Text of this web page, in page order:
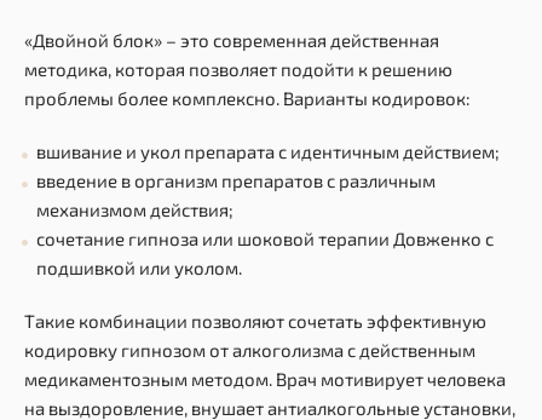
«Двойной блок» – это современная действенная
методика, которая позволяет подойти к решению
проблемы более комплексно. Варианты кодировок:
вшивание и укол препарата с идентичным действием;
введение в организм препаратов с различным
механизмом действия;
сочетание гипноза или шоковой терапии Довженко с
подшивкой или уколом.
Такие комбинации позволяют сочетать эффективную
кодировку гипнозом от алкоголизма с действенным
медикаментозным методом. Врач мотивирует человека
на выздоровление, внушает антиалкогольные установки,